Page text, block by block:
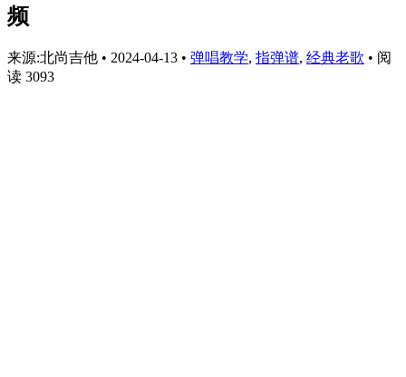
频
来源:北尚吉他 • 2024-04-13 • 弹唱教学, 指弹谱, 经典老歌 • 阅
读 3093